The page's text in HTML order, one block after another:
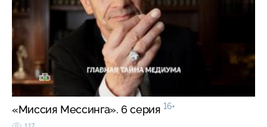
«Миссия Мессинга». 6 серия 16+